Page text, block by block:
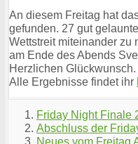
An diesem Freitag hat
gefunden. 27 gut
Wettstreit miteinander zu
am Ende des Abends
Herzlichen
Alle Ergebnisse findet ihr
Friday Night Finale
Abschluss der
Neues vom Freitag